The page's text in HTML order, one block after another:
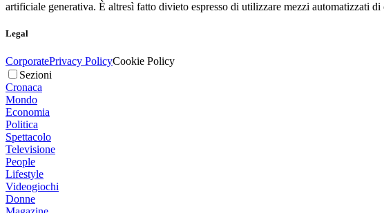
artificiale generativa. È altresì fatto divieto espresso di utilizzare mezzi automatizzati di
Legal
CorporatePrivacy PolicyCookie Policy
Sezioni
Cronaca
Mondo
Economia
Politica
Spettacolo
Televisione
People
Lifestyle
Videogiochi
Donne